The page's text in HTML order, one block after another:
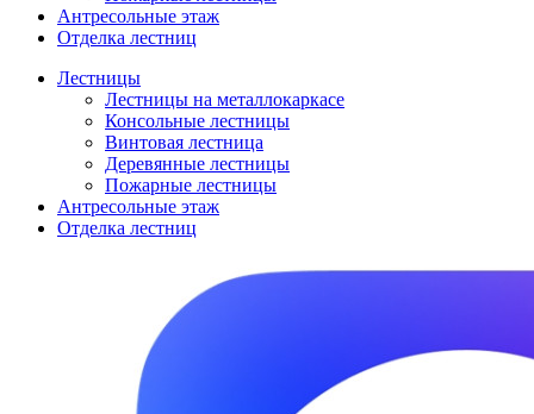
Антресольные этаж
Отделка лестниц
Лестницы
Лестницы на металлокаркасе
Консольные лестницы
Винтовая лестница
Деревянные лестницы
Пожарные лестницы
Антресольные этаж
Отделка лестниц